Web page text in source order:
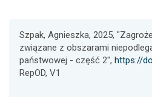
Szpak, Agnieszka, 2025,
związane z obszarami
państwowej - część 2", https://
RepOD, V1